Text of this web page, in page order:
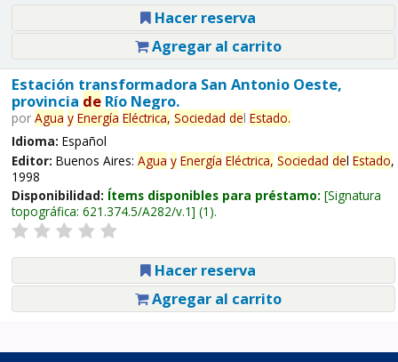
Hacer reserva
Agregar al carrito
Estación transformadora San Antonio Oeste,
provincia deRío Negro.
por Agua y Energía Eléctrica, Sociedad del Estado.
Idioma: Español
Editor: Buenos Aires: Agua y Energía Eléctrica, Sociedad del Estado,
1998
Disponibilidad: Ítems disponibles para préstamo: Signatura
topográfica: 621.374.5/A282/v.1 (1).
Hacer reserva
Agregar al carrito